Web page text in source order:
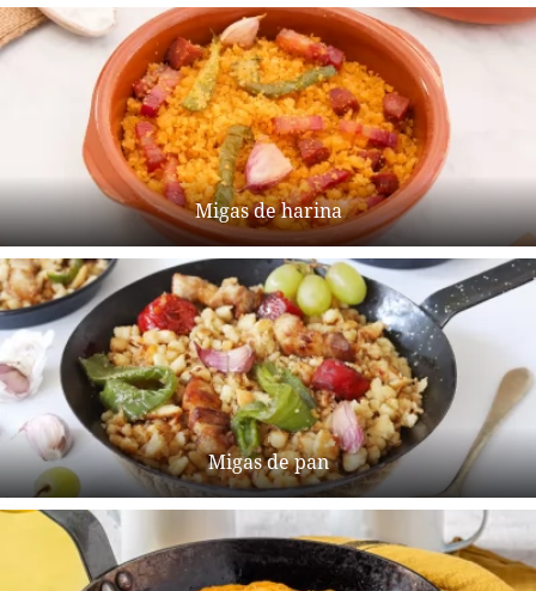
Migas de harina
Migas de pan